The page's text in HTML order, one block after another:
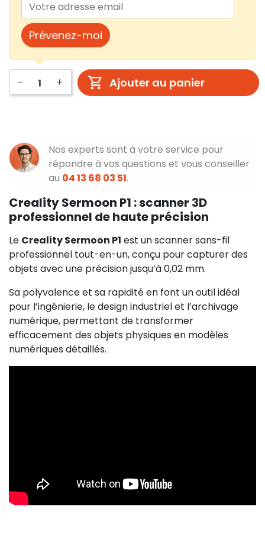
Prévenez-moi
- + Ajouter au panier
Nos experts sont à votre service pour
répondre à vos questions et vous conseiller
au 04 13 68 03 51.
Creality Sermoon P1 : scanner 3D
professionnel de haute précision
Le Creality Sermoon P1 est un scanner sans-fil
professionnel tout-en-un, conçu pour capturer des
objets avec une précision jusqu’à 0,02 mm.
Sa polyvalence et sa rapidité en font un outil idéal
pour l’ingénierie, le design industriel et l’archivage
numérique, permettant de transformer
efficacement des objets physiques en modèles
numériques détaillés.